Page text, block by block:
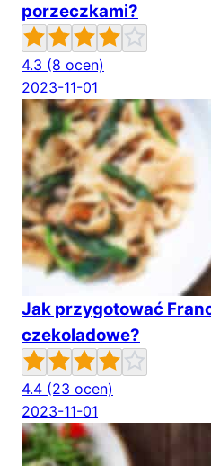
porzeczkami?
4.3 (8 ocen)
2023-11-01
Jak przygotować
czekoladowe?
4.4 (23 ocen)
2023-11-01